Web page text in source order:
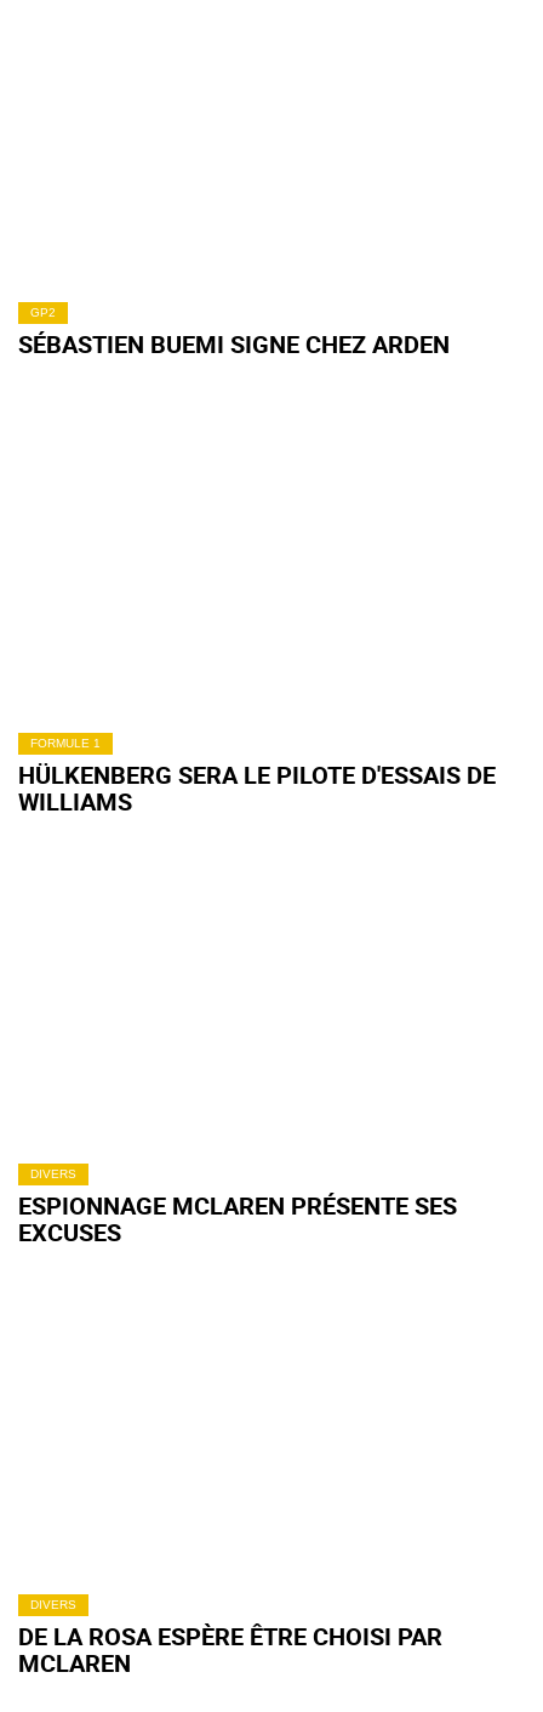
GP2
SÉBASTIEN BUEMI SIGNE CHEZ ARDEN
FORMULE 1
HÜLKENBERG SERA LE PILOTE D'ESSAIS DE
WILLIAMS
DIVERS
ESPIONNAGE MCLAREN PRÉSENTE SES
EXCUSES
DIVERS
DE LA ROSA ESPÈRE ÊTRE CHOISI PAR
MCLAREN